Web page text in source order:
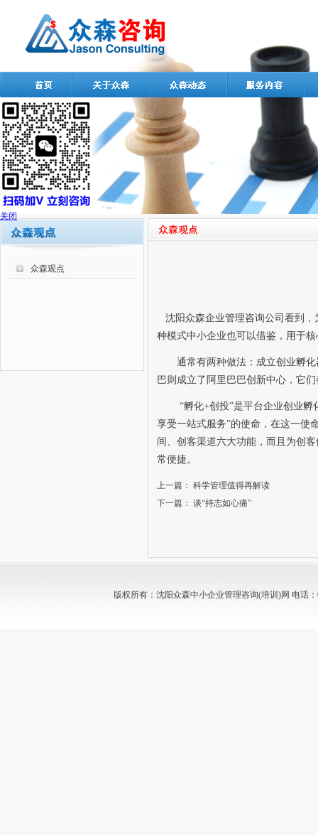
众森观点
沈阳众森企业管理咨询公司看到
种模式中小企业也可以借鉴，用于
通常有两种做法：成立创业孵
巴则成立了阿里巴巴创新中心，它
“孵化+创投”是平台企业创业孵
享受一站式服务”的使命，在这一使
间、创客渠道六大功能，而且为创
常便捷。
上一篇： 科学管理值得再解读
下一篇： 谈“持志如心痛”
版权所有：沈阳众森中小企业管理咨询(培训)网 电话：
关闭